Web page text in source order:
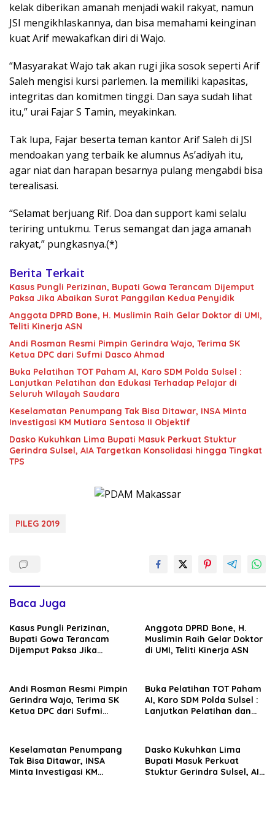
kelak diberikan amanah menjadi wakil rakyat, namun
JSI mengikhlaskannya, dan bisa memahami keinginan
kuat Arif mewakafkan diri di Wajo.
“Masyarakat Wajo tak akan rugi jika sosok seperti Arif
Saleh mengisi kursi parlemen. Ia memiliki kapasitas,
integritas dan komitmen tinggi. Dan saya sudah lihat
itu,” urai Fajar S Tamin, meyakinkan.
Tak lupa, Fajar beserta teman kantor Arif Saleh di JSI
mendoakan yang terbaik ke alumnus As’adiyah itu,
agar niat dan harapan besarnya pulang mengabdi bisa
terealisasi.
“Selamat berjuang Rif. Doa dan support kami selalu
teriring untukmu. Terus semangat dan jaga amanah
rakyat,” pungkasnya.(*)
Berita Terkait
Kasus Pungli Perizinan, Bupati Gowa Terancam Dijemput
Paksa Jika Abaikan Surat Panggilan Kedua Penyidik
Anggota DPRD Bone, H. Muslimin Raih Gelar Doktor di UMI,
Teliti Kinerja ASN
Andi Rosman Resmi Pimpin Gerindra Wajo, Terima SK
Ketua DPC dari Sufmi Dasco Ahmad
Buka Pelatihan TOT Paham AI, Karo SDM Polda Sulsel :
Lanjutkan Pelatihan dan Edukasi Terhadap Pelajar di
Seluruh Wilayah Saudara
Keselamatan Penumpang Tak Bisa Ditawar, INSA Minta
Investigasi KM Mutiara Sentosa II Objektif
Dasko Kukuhkan Lima Bupati Masuk Perkuat Stuktur
Gerindra Sulsel, AIA Targetkan Konsolidasi hingga Tingkat
TPS
PILEG 2019
Baca Juga
Kasus Pungli Perizinan,
Bupati Gowa Terancam
Dijemput Paksa Jika
Anggota DPRD Bone, H.
Muslimin Raih Gelar Doktor
di UMI, Teliti Kinerja ASN
Andi Rosman Resmi Pimpin
Gerindra Wajo, Terima SK
Ketua DPC dari Sufmi
Buka Pelatihan TOT Paham
AI, Karo SDM Polda Sulsel :
Lanjutkan Pelatihan dan
Keselamatan Penumpang
Tak Bisa Ditawar, INSA
Minta Investigasi KM
Dasko Kukuhkan Lima
Bupati Masuk Perkuat
Stuktur Gerindra Sulsel, AIA